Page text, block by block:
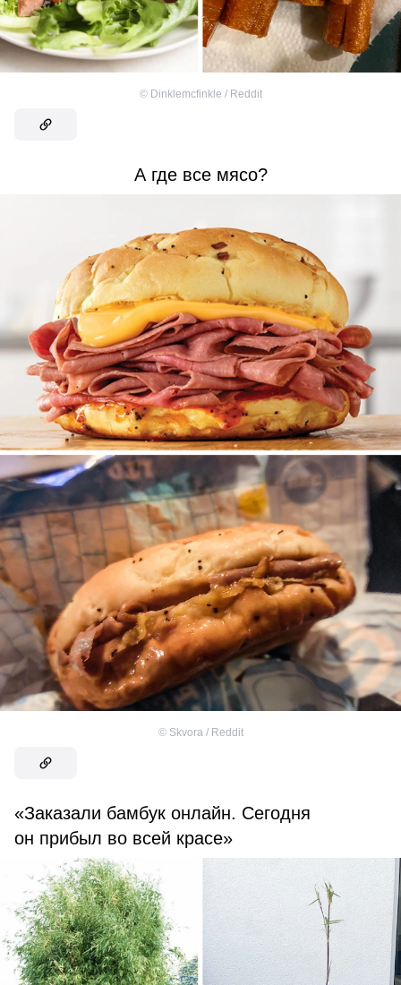
© Dinklemcfinkle / Reddit
А где все мясо?
© Skvora / Reddit
«Заказали бамбук онлайн. Сегодня
он прибыл во всей красе»